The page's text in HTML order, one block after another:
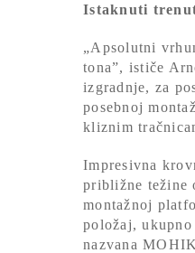
Istaknuti
„Apsolutni
tona”, ističe
izgradnje, za
posebnoj
kliznim
Impresivna
približne težine
montažnoj
položaj,
nazvana